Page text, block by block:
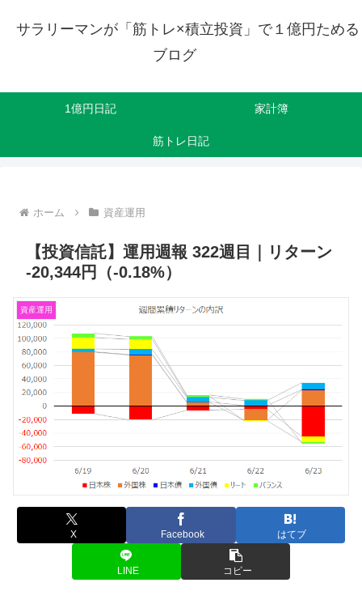
サラリーマンが「筋トレ×積立投資」で１億円ためる
ブログ
1億円日記 家計簿
筋トレ日記
ホーム 資産運用
【投資信託】運用週報 322週目｜リターン
-20,344円（-0.18%）
資産運用
X Facebook はてブ
LINE コピー